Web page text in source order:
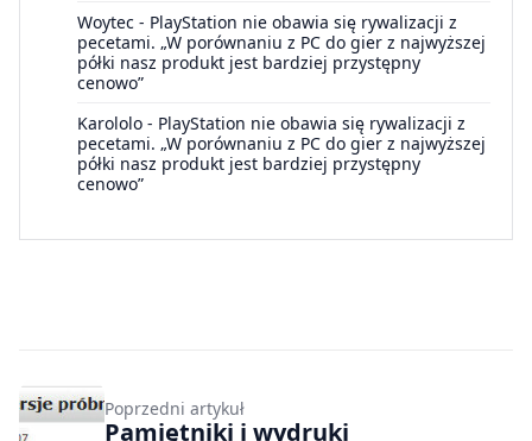
Woytec - PlayStation nie obawia się rywalizacji z
pecetami. „W porównaniu z PC do gier z najwyższej
półki nasz produkt jest bardziej przystępny
cenowo”
Karololo - PlayStation nie obawia się rywalizacji z
pecetami. „W porównaniu z PC do gier z najwyższej
półki nasz produkt jest bardziej przystępny
cenowo”
Poprzedni artykuł
Pamiętniki i wydruki